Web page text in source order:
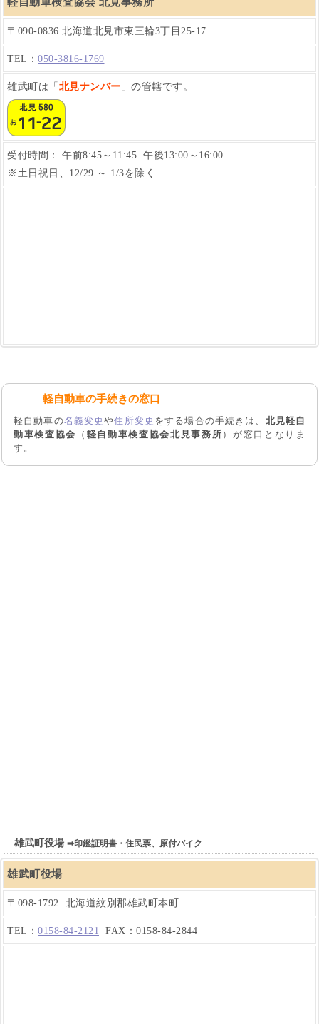
〒090-0836 北海道北見市東三輪3丁目25-17
TEL： 050-3816-1769
雄武町は「 北見ナンバー 」の管轄です。
受付時間： 午前8:45～11:45 午後13:00～16:00
※土日祝日、12/29 ～ 1/3を除く
軽自動車の手続きの窓口
軽自動車の名義変更や住所変更 をする場合の手続きは、 北見軽自
動車検査協会
（ 軽自動車検査協会北見事務所 ）が窓口となりま
す。
雄武町役場 ➡印鑑証明書・住民票、原付バイク
雄武町役場
〒098-1792 北海道紋別郡雄武町本町
TEL： 0158-84-2121 FAX：0158-84-2844